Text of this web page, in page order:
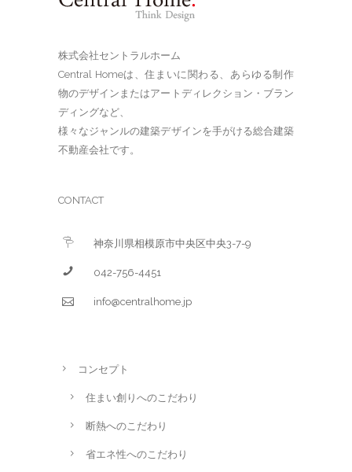
株式会社セントラルホーム
Central Homeは、住まいに関わる、あらゆる制作
物のデザインまたはアートディレクション・ブラン
ディングなど、
様々なジャンルの建築デザインを手がける総合建築
不動産会社です。
CONTACT
神奈川県相模原市中央区中央3-7-9
042-756-4451
info@centralhome.jp
コンセプト
住まい創りへのこだわり
断熱へのこだわり
省エネ性へのこだわり